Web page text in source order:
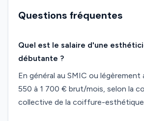
Questions fréquentes
Quel est le salaire d'une
débutante ?
En général au SMIC ou légèrement
550 à 1 700 € brut/mois, selon la
collective de la coiffure-